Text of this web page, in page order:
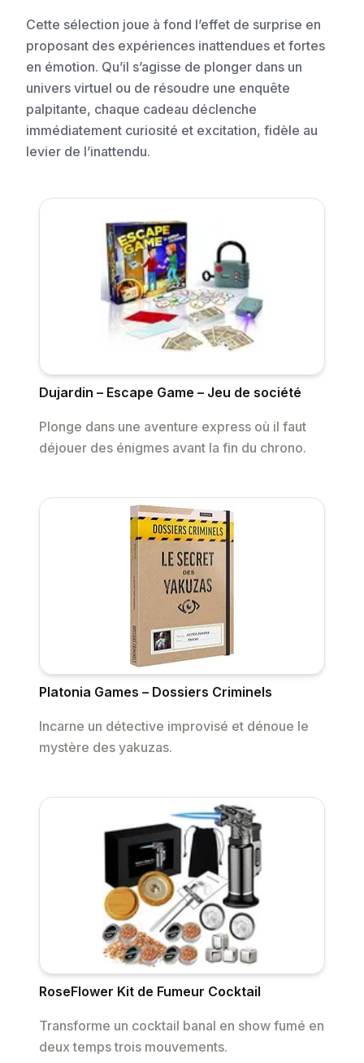
Cette sélection joue à fond l’effet de surprise en
proposant des expériences inattendues et fortes
en émotion. Qu’il s’agisse de plonger dans un
univers virtuel ou de résoudre une enquête
palpitante, chaque cadeau déclenche
immédiatement curiosité et excitation, fidèle au
levier de l’inattendu.
Dujardin – Escape Game – Jeu de société
Plonge dans une aventure express où il faut
déjouer des énigmes avant la fin du chrono.
Platonia Games – Dossiers Criminels
Incarne un détective improvisé et dénoue le
mystère des yakuzas.
RoseFlower Kit de Fumeur Cocktail
Transforme un cocktail banal en show fumé en
deux temps trois mouvements.